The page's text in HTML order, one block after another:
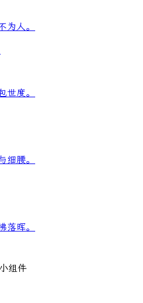
为人。
世度。
细腰。
落晖。
组件